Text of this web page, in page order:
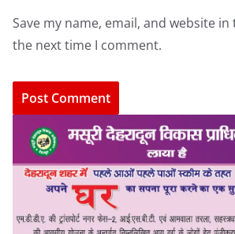
Save my name, email, and website
the next time I comment.